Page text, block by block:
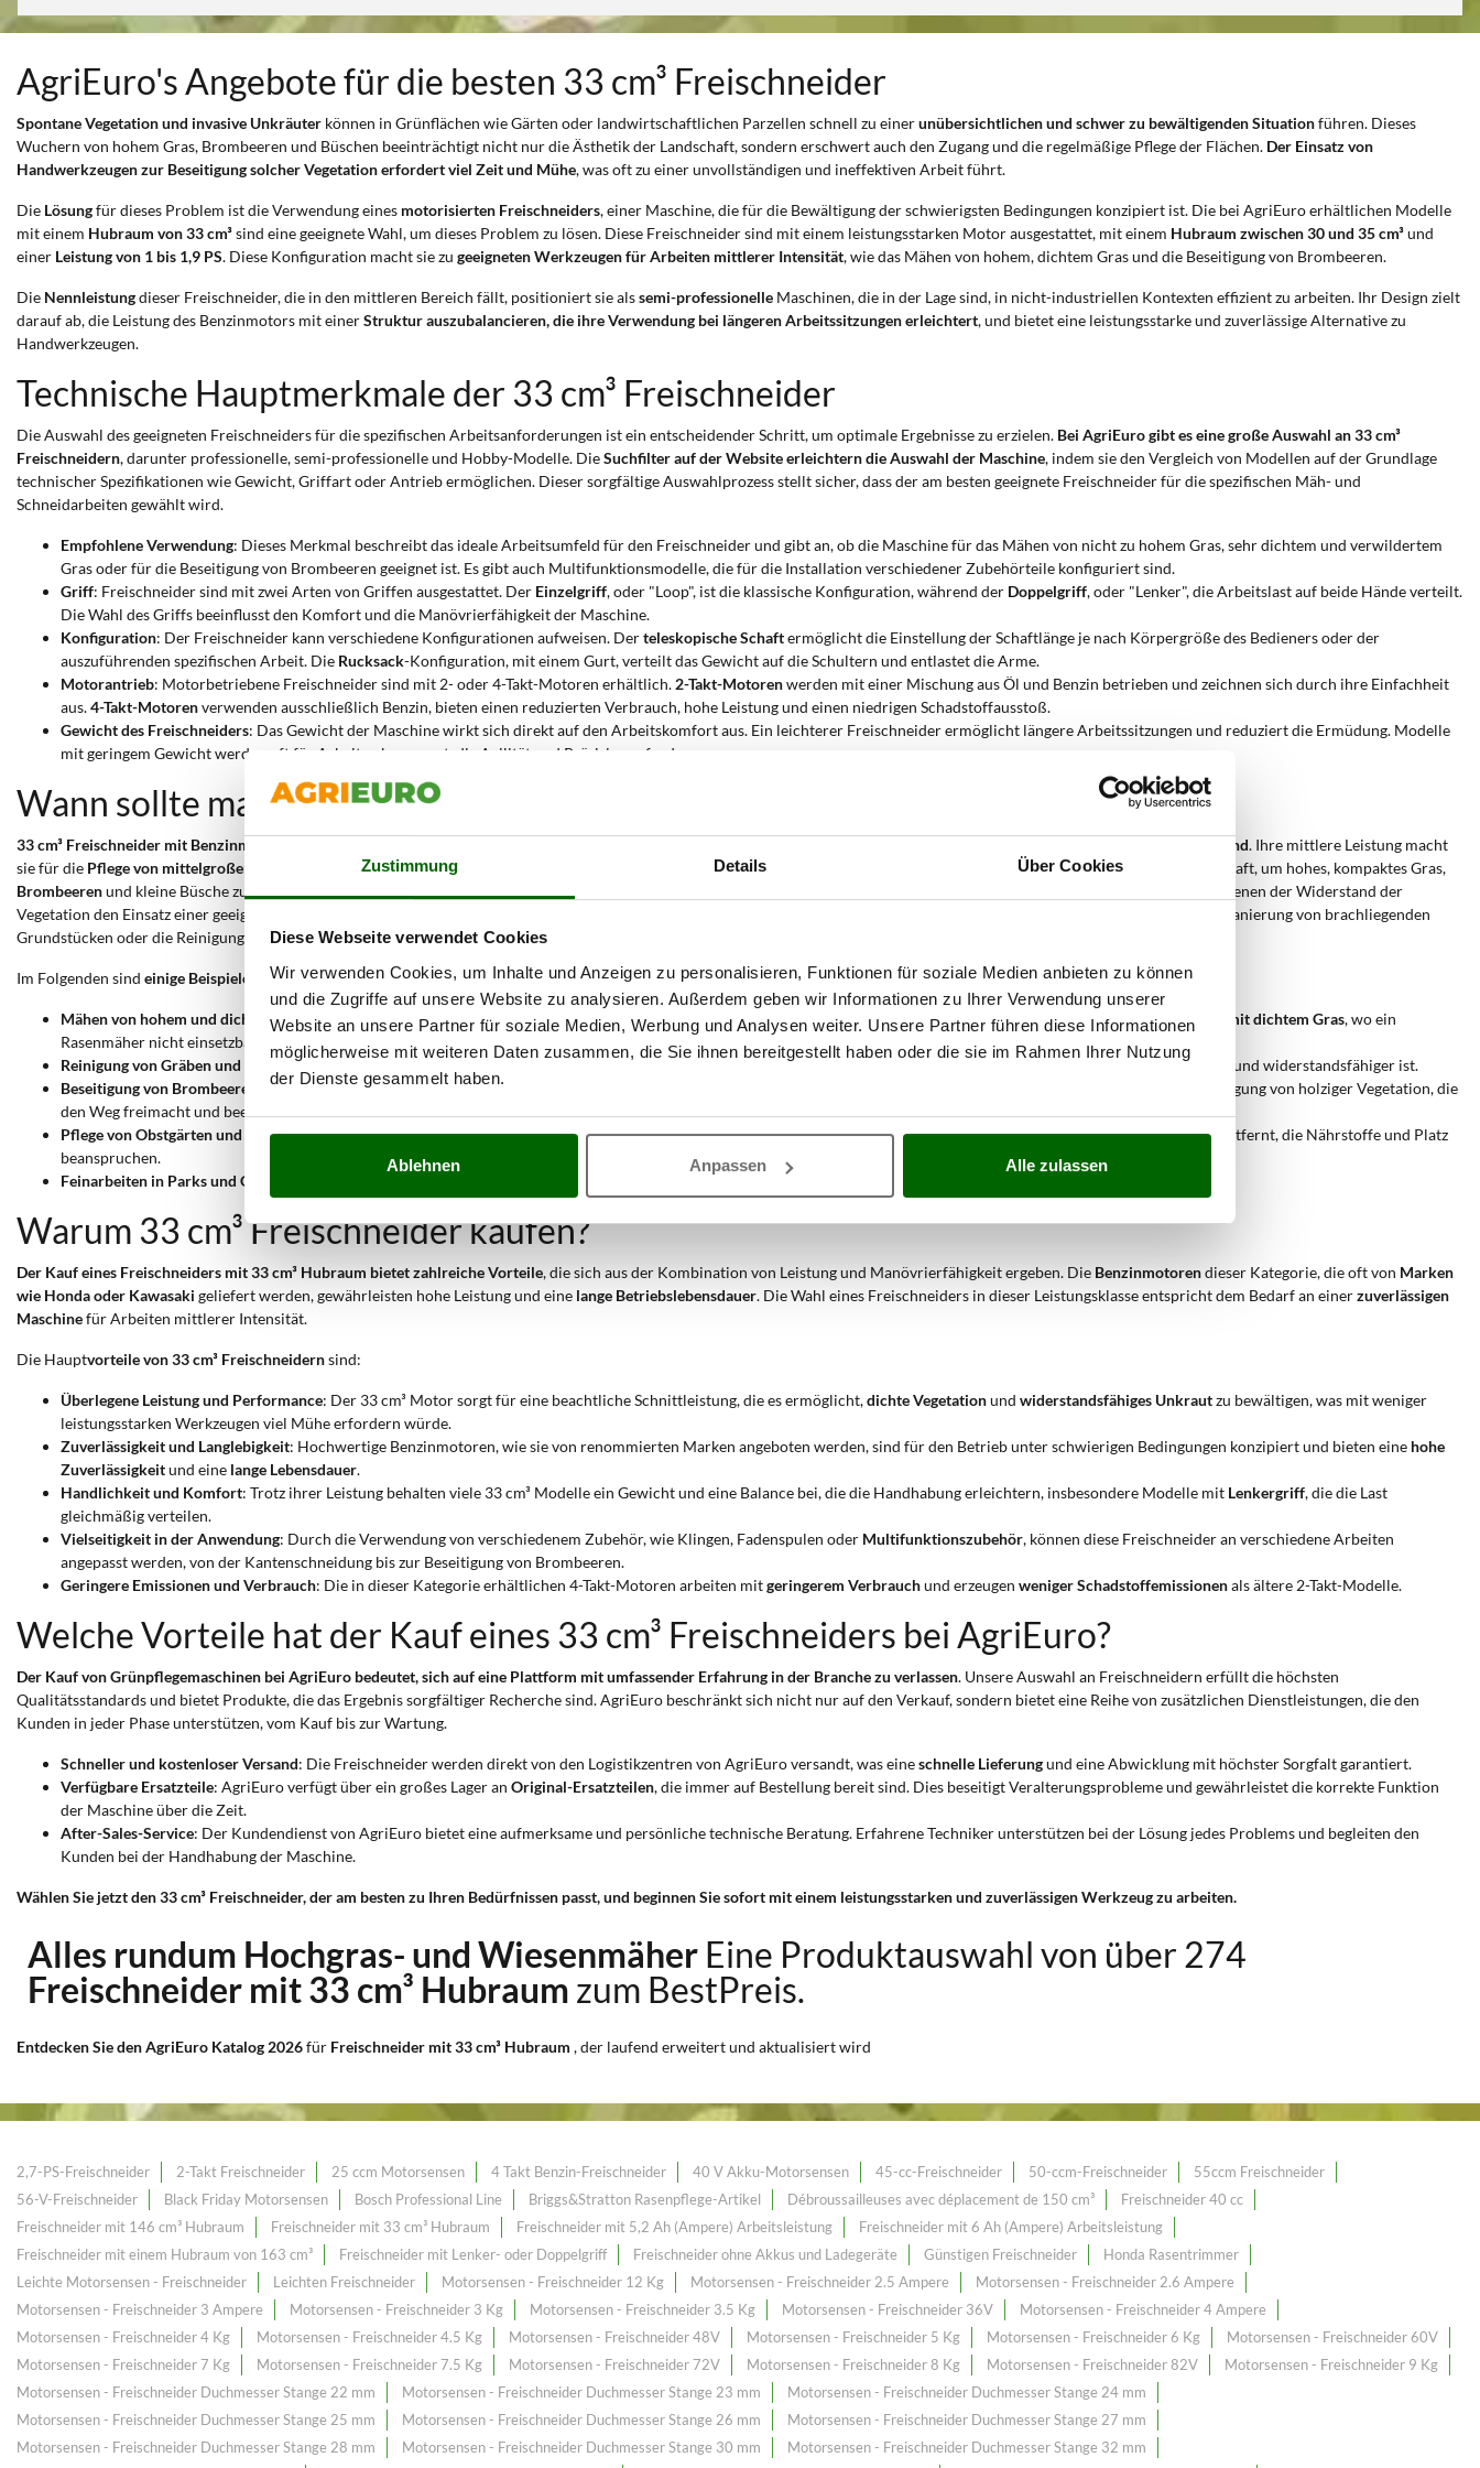
Zustimmung Details Über Cookies
Diese Webseite verwendet Cookies
Wir verwenden Cookies, um Inhalte und Anzeigen zu personalisieren, Funktionen für soziale Medien anbieten zu können
und die Zugriffe auf unsere Website zu analysieren. Außerdem geben wir Informationen zu Ihrer Verwendung unserer
Website an unsere Partner für soziale Medien, Werbung und Analysen weiter. Unsere Partner führen diese Informationen
möglicherweise mit weiteren Daten zusammen, die Sie ihnen bereitgestellt haben oder die sie im Rahmen Ihrer Nutzung
der Dienste gesammelt haben.
Ablehnen Anpassen Alle zulassen
AgriEuro's Angebote für die besten 33 cm³ Freischneider
Spontane Vegetation und invasive Unkräuter können in Grünflächen wie Gärten oder landwirtschaftlichen Parzellen schnell zu einerunübersichtlichen und schwer zu bewältigenden Situationführen. Dieses
Wuchern von hohem Gras, Brombeeren und Büschen beeinträchtigt nicht nur die Ästhetik der Landschaft, sondern erschwert auch den Zugang und die regelmäßige Pflege der Flächen. Der Einsatz von
Handwerkzeugen zur Beseitigung solcher Vegetation erfordert viel Zeit und Mühe, was oft zu einer unvollständigen und ineffektiven Arbeit führt.
Die Lösungfür dieses Problem ist die Verwendung eines motorisierten Freischneiders, einer Maschine, die für die Bewältigung der schwierigsten Bedingungen konzipiert ist. Die bei AgriEuro erhältlichen Modelle
mit einem Hubraum von 33 cm³sind eine geeignete Wahl, um dieses Problem zu lösen. Diese Freischneider sind mit einem leistungsstarken Motor ausgestattet, mit einem Hubraum zwischen 30 und 35 cm³und
einer Leistung von 1 bis 1,9 PS. Diese Konfiguration macht sie zu geeigneten Werkzeugen für Arbeiten mittlerer Intensität, wie das Mähen von hohem, dichtem Gras und die Beseitigung von Brombeeren.
Die Nennleistungdieser Freischneider, die in den mittleren Bereich fällt, positioniert sie alssemi-professionelle Maschinen, die in der Lage sind, in nicht-industriellen Kontexten effizient zu arbeiten. Ihr Design zielt
darauf ab, die Leistung des Benzinmotors mit einerStruktur auszubalancieren, die ihre Verwendung bei längeren Arbeitssitzungen erleichtert, und bietet eine leistungsstarke und zuverlässige Alternative zu
Handwerkzeugen.
Technische Hauptmerkmale der 33 cm³ Freischneider
Die Auswahl des geeigneten Freischneiders für die spezifischen Arbeitsanforderungen ist ein entscheidender Schritt, um optimale Ergebnisse zu erzielen. Bei AgriEuro gibt es eine große Auswahl an 33 cm³
Freischneidern, darunter professionelle, semi-professionelle und Hobby-Modelle. DieSuchfilter auf der Website erleichtern die Auswahl der Maschine, indem sie den Vergleich von Modellen auf der Grundlage
technischer Spezifikationen wie Gewicht, Griffart oder Antrieb ermöglichen. Dieser sorgfältige Auswahlprozess stellt sicher, dass der am besten geeignete Freischneider für die spezifischen Mäh- und
Schneidarbeiten gewählt wird.
Empfohlene Verwendung: Dieses Merkmal beschreibt das ideale Arbeitsumfeld für den Freischneider und gibt an, ob die Maschine für das Mähen von nicht zu hohem Gras, sehr dichtem und verwildertem
Gras oder für die Beseitigung von Brombeeren geeignet ist. Es gibt auch Multifunktionsmodelle, die für die Installation verschiedener Zubehörteile konfiguriert sind.
Griff: Freischneider sind mit zwei Arten von Griffen ausgestattet. Der Einzelgriff, oder "Loop", ist die klassische Konfiguration, während der Doppelgriff, oder "Lenker", die Arbeitslast auf beide Hände verteilt.
Die Wahl des Griffs beeinflusst den Komfort und die Manövrierfähigkeit der Maschine.
Konfiguration: Der Freischneider kann verschiedene Konfigurationen aufweisen. Derteleskopische Schaftermöglicht die Einstellung der Schaftlänge je nach Körpergröße des Bedieners oder der
auszuführenden spezifischen Arbeit. Die Rucksack-Konfiguration, mit einem Gurt, verteilt das Gewicht auf die Schultern und entlastet die Arme.
Motorantrieb: Motorbetriebene Freischneider sind mit 2- oder 4-Takt-Motoren erhältlich. 2-Takt-Motorenwerden mit einer Mischung aus Öl und Benzin betrieben und zeichnen sich durch ihre Einfachheit
aus.4-Takt-Motorenverwenden ausschließlich Benzin, bieten einen reduzierten Verbrauch, hohe Leistung und einen niedrigen Schadstoffausstoß.
Gewicht des Freischneiders: Das Gewicht der Maschine wirkt sich direkt auf den Arbeitskomfort aus. Ein leichterer Freischneider ermöglicht längere Arbeitssitzungen und reduziert die Ermüdung. Modelle
mit geringem Gewicht werden oft für Arbeiten bevorzugt, die Agilität und Präzision erfordern.
Wann sollte man einen 33 cm³ Freischneider verwenden?
33 cm³ Freischneider mit Benzinmotor sind Werkzeuge, die für Mäh- und Reinigungsarbeiten in semi-professionellen Kontexten und für fortgeschrittene Hobbyisten konzipiert sind. Ihre mittlere Leistung macht
sie für die Pflege von mittelgroßen Grünflächen geeignet, wo die Vegetation komplexer ist als einfaches Rasengras. Der
verleiht dem Motor die notwendige Kraft, um hohes, kompaktes Gras,
Brombeerenund kleine Büsche zu entfernen, ohne die typische Ermüdung von Maschinen mit geringer Leistung. Die Wirksamkeit dieser Freischneider zeigt sich in Situationen, in denen der Widerstand der
Vegetation den Einsatz einer geeigneten
zu gewährleisten. Der Einsatz dieser Maschinen ermöglicht die Sanierung von brachliegenden
Grundstücken oder die Reinigung von Waldgebieten. Ihre Zuverlässigkeit und die Langlebigkeit des Motors machen sie zu einer gültigen Lösung für saisonale Reinigungsarbeiten.
Im Folgenden sind einige Beispiele für die Verwendung des 33 cm³ Freischneidersaufgeführt:
Mähen von hohem und dichtem Gras : Der Einsatz eines 33 cm³ Freischneiders mit einem geeigneten Fadenquerschnitt ermöglicht das effiziente Mähen vongroßen Flächen mit dichtem Gras, wo ein
Rasenmäher nicht einsetzbar wäre.
Reinigung von Gräben und Böschungen
: Die Motorleistung ermöglicht das Arbeiten auf abschüssigem Gelände und an schwierigen Positionen
, wo die Vegetation oft dichter und widerstandsfähiger ist.
Beseitigung von Brombeeren und Büschen: Die Verwendung einer speziellen
für Brombeeren an einem Freischneider dieser Kategorie ermöglicht die einfache Beseitigung von holziger Vegetation, die
den Weg freimacht und beeinträchtigte Bereiche wiederherstellt.
Pflege von Obstgärten und Weinbergen: Der Freischneider eignet sich zurReinigung des Unterholzesund der Zwischenräume zwischen den Pflanzen, indem er Unkräuter entfernt, die Nährstoffe und Platz
beanspruchen.
Feinarbeiten in Parks und Gärten
: Zur Feinarbeit an den Kanten von Blumenbeeten, Gehwegen oder anderen Strukturen, die der Rasenmäher nicht erreichen kann.
Warum 33 cm³ Freischneider kaufen?
Der Kauf eines Freischneiders mit 33 cm³ Hubraum bietet zahlreiche Vorteile, die sich aus der Kombination von Leistung und Manövrierfähigkeit ergeben. Die Benzinmotorendieser Kategorie, die oft von Marken
wie Honda oder Kawasaki geliefert werden, gewährleisten hohe Leistung und eine lange Betriebslebensdauer. Die Wahl eines Freischneiders in dieser Leistungsklasse entspricht dem Bedarf an einerzuverlässigen
Maschinefür Arbeiten mittlerer Intensität.
Die Hauptvorteile von 33 cm³ Freischneidernsind:
Überlegene Leistung und Performance: Der 33 cm³ Motor sorgt für eine beachtliche Schnittleistung, die es ermöglicht,dichte Vegetationund widerstandsfähiges Unkrautzu bewältigen, was mit weniger
leistungsstarken Werkzeugen viel Mühe erfordern würde.
Zuverlässigkeit und Langlebigkeit: Hochwertige Benzinmotoren, wie sie von renommierten Marken angeboten werden, sind für den Betrieb unter schwierigen Bedingungen konzipiert und bieten eine hohe
Zuverlässigkeitund eine lange Lebensdauer.
Handlichkeit und Komfort: Trotz ihrer Leistung behalten viele 33 cm³ Modelle ein Gewicht und eine Balance bei, die die Handhabung erleichtern, insbesondere Modelle mit Lenkergriff, die die Last
gleichmäßig verteilen.
Vielseitigkeit in der Anwendung: Durch die Verwendung von verschiedenem Zubehör, wie Klingen, Fadenspulen oder Multifunktionszubehör, können diese Freischneider an verschiedene Arbeiten
angepasst werden, von der Kantenschneidung bis zur Beseitigung von Brombeeren.
Geringere Emissionen und Verbrauch: Die in dieser Kategorie erhältlichen 4-Takt-Motoren arbeiten mitgeringerem Verbrauchund erzeugen weniger Schadstoffemissionenals ältere 2-Takt-Modelle.
Welche Vorteile hat der Kauf eines 33 cm³ Freischneiders bei AgriEuro?
Der Kauf von Grünpflegemaschinen bei AgriEuro bedeutet, sich auf eine Plattform mit umfassender Erfahrung in der Branche zu verlassen. Unsere Auswahl an Freischneidern erfüllt die höchsten
Qualitätsstandards und bietet Produkte, die das Ergebnis sorgfältiger Recherche sind. AgriEuro beschränkt sich nicht nur auf den Verkauf, sondern bietet eine Reihe von zusätzlichen Dienstleistungen, die den
Kunden in jeder Phase unterstützen, vom Kauf bis zur Wartung.
Schneller und kostenloser Versand: Die Freischneider werden direkt von den Logistikzentren von AgriEuro versandt, was eineschnelle Lieferungund eine Abwicklung mit höchster Sorgfalt garantiert.
Verfügbare Ersatzteile: AgriEuro verfügt über ein großes Lager an Original-Ersatzteilen, die immer auf Bestellung bereit sind. Dies beseitigt Veralterungsprobleme und gewährleistet die korrekte Funktion
der Maschine über die Zeit.
After-Sales-Service: Der Kundendienst von AgriEuro bietet eine aufmerksame und persönliche technische Beratung. Erfahrene Techniker unterstützen bei der Lösung jedes Problems und begleiten den
Kunden bei der Handhabung der Maschine.
Wählen Sie jetzt den 33 cm³ Freischneider, der am besten zu Ihren Bedürfnissen passt, und beginnen Sie sofort mit einem leistungsstarken und zuverlässigen Werkzeug zu arbeiten.
Alles rundum Hochgras- und Wiesenmäher Eine Produktauswahl von über 274
Freischneider mit 33 cm³ Hubraum zum BestPreis.
Entdecken Sie den AgriEuro Katalog 2026für Freischneider mit 33 cm³ Hubraum , der laufend erweitert und aktualisiert wird
2,7-PS-Freischneider 2-Takt Freischneider 25 ccm Motorsensen 4 Takt Benzin-Freischneider 40 V Akku-Motorsensen 45-cc-Freischneider 50-ccm-Freischneider
55ccm Freischneider
56-V-Freischneider
Black Friday Motorsensen Bosch Professional Line Briggs&Stratton Rasenpflege-Artikel Débroussailleuses avec déplacement de 150 cm³
Freischneider 40 cc
Freischneider mit 146 cm³ Hubraum
Freischneider mit 33 cm³ Hubraum Freischneider mit 5,2 Ah (Ampere) Arbeitsleistung
Freischneider mit 6 Ah (Ampere) Arbeitsleistung
Freischneider mit einem Hubraum von 163 cm³
Freischneider mit Lenker- oder Doppelgriff Freischneider ohne Akkus und Ladegeräte Günstigen Freischneider
Honda Rasentrimmer
Leichte Motorsensen - Freischneider
Leichten Freischneider Motorsensen - Freischneider 12 Kg Motorsensen - Freischneider 2.5 Ampere
Motorsensen - Freischneider 2.6 Ampere
Motorsensen - Freischneider 3 Ampere
Motorsensen - Freischneider 3 Kg Motorsensen - Freischneider 3.5 Kg Motorsensen - Freischneider 36V
Motorsensen - Freischneider 4 Ampere
Motorsensen - Freischneider 4 Kg
Motorsensen - Freischneider 4.5 Kg Motorsensen - Freischneider 48V Motorsensen - Freischneider 5 Kg Motorsensen - Freischneider 6 Kg
Motorsensen - Freischneider 60V
Motorsensen - Freischneider 7 Kg
Motorsensen - Freischneider 7.5 Kg Motorsensen - Freischneider 72V Motorsensen - Freischneider 8 Kg Motorsensen - Freischneider 82V
Motorsensen - Freischneider 9 Kg
Motorsensen - Freischneider Duchmesser Stange 22 mm
Motorsensen - Freischneider Duchmesser Stange 23 mm
Motorsensen - Freischneider Duchmesser Stange 24 mm
Motorsensen - Freischneider Duchmesser Stange 25 mm
Motorsensen - Freischneider Duchmesser Stange 26 mm
Motorsensen - Freischneider Duchmesser Stange 27 mm
Motorsensen - Freischneider Duchmesser Stange 28 mm
Motorsensen - Freischneider Duchmesser Stange 30 mm
Motorsensen - Freischneider Duchmesser Stange 32 mm